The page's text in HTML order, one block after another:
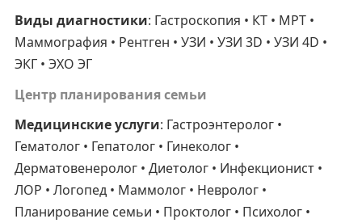
Виды диагностики: Гастроскопия • КТ • МРТ •
Маммография • Рентген • УЗИ • УЗИ 3D • УЗИ 4D •
ЭКГ • ЭХО ЭГ
Центр планирования семьи
Медицинские услуги: Гастроэнтеролог •
Гематолог • Гепатолог • Гинеколог •
Дерматовенеролог • Диетолог • Инфекционист •
ЛОР • Логопед • Маммолог • Невролог •
Планирование семьи • Проктолог • Психолог •